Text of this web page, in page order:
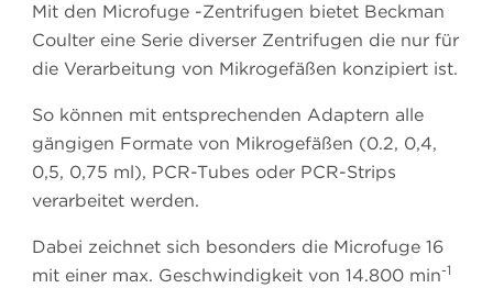
Mit den Microfuge -Zentrifugen bietet Beckman
Coulter eine Serie diverser Zentrifugen die nur für
die Verarbeitung von Mikrogefäßen konzipiert ist.
So können mit entsprechenden Adaptern alle
gängigen Formate von Mikrogefäßen (0.2, 0,4,
0,5, 0,75 ml), PCR-Tubes oder PCR-Strips
verarbeitet werden.
Dabei zeichnet sich besonders die Microfuge 16
mit einer max. Geschwindigkeit von 14.800 min-1